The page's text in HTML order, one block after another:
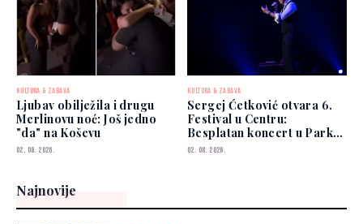
KULTURA & ZABAVA
Ljubav obilježila i drugu
Merlinovu noć: Još jedno
"da" na Koševu
02. 08. 2026.
KULTURA & ZABAVA
Sergej Ćetković otvara 6.
Festival u Centru:
Besplatan koncert u Parku
Hastahana
02. 08. 2026.
Najnovije